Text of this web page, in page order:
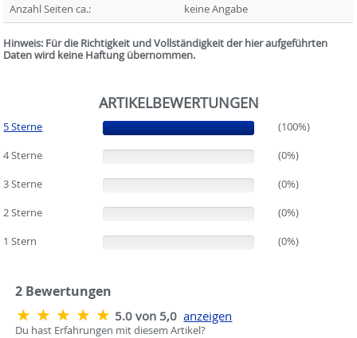
Anzahl Seiten ca.:
keine Angabe
Hinweis: Für die Richtigkeit und Vollständigkeit der hier aufgeführten
Daten wird keine Haftung übernommen.
ARTIKELBEWERTUNGEN
5 Sterne (100%)
(100%)
4 Sterne
(0%)
3 Sterne
(0%)
2 Sterne
(0%)
1 Stern
(0%)
2 Bewertungen
5.0 von 5,0 anzeigen
Du hast Erfahrungen mit diesem Artikel?